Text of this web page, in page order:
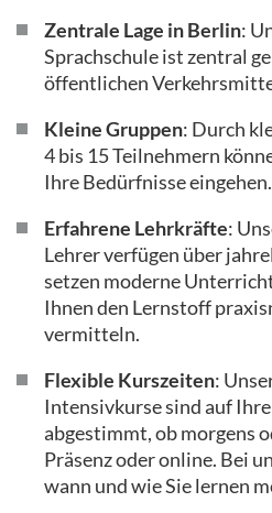
Zentrale Lage in Berlin:
Sprachschule ist zentral
öffentlichen
Kleine Gruppen: Durch
4 bis 15 Teilnehmern
Ihre Bedürfnisse eingehen.
Erfahrene Lehrkräfte:
Lehrer verfügen über
setzen moderne
Ihnen den Lernstoff
vermitteln.
Flexible Kurszeiten:
Intensivkurse sind auf
abgestimmt, ob morgens
Präsenz oder online. Bei
wann und wie Sie lernen